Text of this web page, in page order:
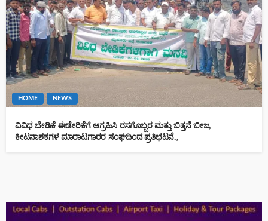
HOME NEWS
ವಿವಿಧ ಬೇಡಿಕೆ ಈಡೇರಿಕೆಗೆ ಆಗ್ರಹಿಸಿ ರಸಗೊಬ್ಬರ ಮತ್ತು ಬಿತ್ತನೆ ಬೀಜ,
ಕೀಟನಾಶಕಗಳ ಮಾರಾಟಗಾರರ ಸಂಘದಿಂದ ಪ್ರತಿಭಟನೆ.,